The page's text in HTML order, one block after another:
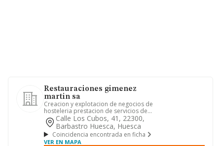
Restauraciones gimenez
martin sa
Creacion y explotacion de negocios de
hosteleria prestacion de servicios de
hospedaje. comercio al ...
Calle Los Cubos, 41, 22300,
Barbastro Huesca, Huesca
Coincidencia encontrada en ficha
VER EN MAPA